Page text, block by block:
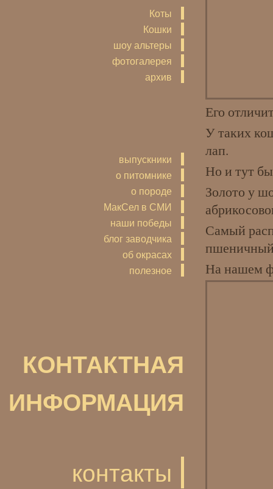
Коты
Кошки
шоу альтеры
фотогалерея
архив
выпускники
о питомнике
о породе
МакСел в СМИ
наши победы
блог заводчика
об окрасах
полезное
КОНТАКТНАЯ
ИНФОРМАЦИЯ
контакты
Его
У таких
лап.
Но и тут
Золото у
Самый
На нашем